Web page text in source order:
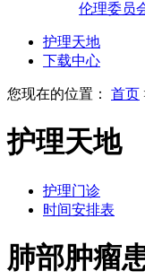
伦理委员
护理天地
下载中心
您现在的位置： 首页
护理天地
护理门诊
时间安排表
肺部肿瘤